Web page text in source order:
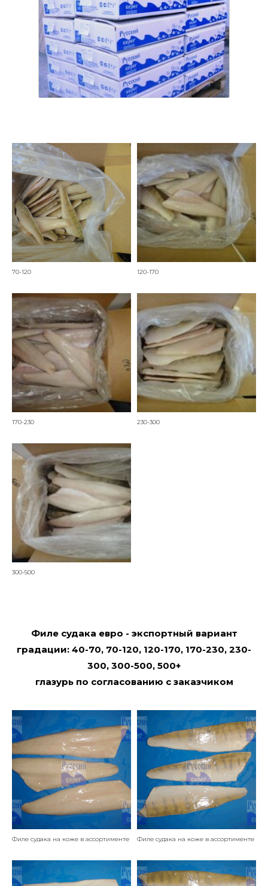
70-120 120-170
170-230 230-300
300-500
Филе судака евро - экспортный вариант
градации: 40-70, 70-120, 120-170, 170-230, 230-
300, 300-500, 500+
глазурь по согласованию с заказчиком
Филе судака на коже в ассортименте Филе судака на коже в ассортименте